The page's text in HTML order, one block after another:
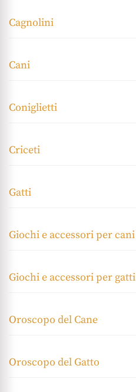
Cagnolini
Cani
Coniglietti
Criceti
Gatti
Giochi e accessori per cani
Giochi e accessori per gatti
Oroscopo del Cane
Oroscopo del Gatto